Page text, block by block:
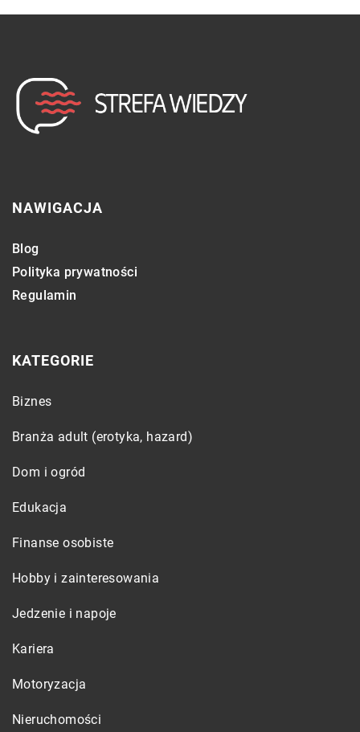
NAWIGACJA
Blog
Polityka prywatności
Regulamin
KATEGORIE
Biznes
Branża adult (erotyka, hazard)
Dom i ogród
Edukacja
Finanse osobiste
Hobby i zainteresowania
Jedzenie i napoje
Kariera
Motoryzacja
Nieruchomości